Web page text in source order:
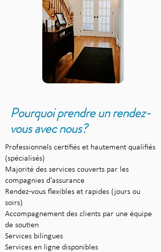
Pourquoi prendre un rendez-
vous avec nous?
Professionnels certifiés et hautement qualifiés
(spécialisés)
Majorité des services couverts par les
compagnies d’assurance
Rendez-vous flexibles et rapides (jours ou
soirs)
Accompagnement des clients par une équipe
de soutien
Services bilingues
Services en ligne disponibles